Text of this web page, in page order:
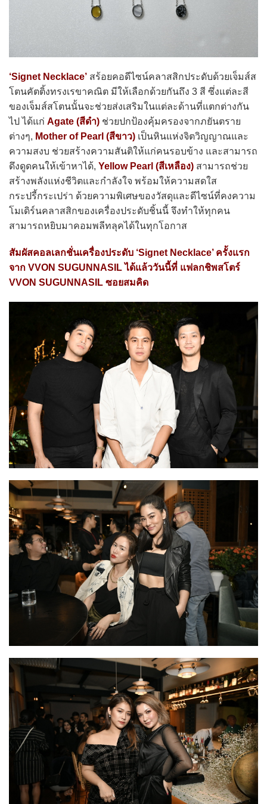
‘Signet Necklace’ สร้อยคอดีไซน์คลาสสิกประดับด้วยเจ็มส์ส
โตนคัตติ้งทรงเรขาคณิต มีให้เลือกด้วยกันถึง 3 สี ซึ่งแต่ละสี
ของเจ็มส์สโตนนั้นจะช่วยส่งเสริมในแต่ละด้านที่แตกต่างกัน
ไป ได้แก่ Agate (สีดำ) ช่วยปกป้องคุ้มครองจากภยันตราย
ต่างๆ, Mother of Pearl (สีขาว) เป็นหินแห่งจิตวิญญาณและ
ความสงบ ช่วยสร้างความสันติให้แก่คนรอบข้าง และสามารถ
ดึงดูดคนให้เข้าหาได้, Yellow Pearl (สีเหลือง) สามารถช่วย
สร้างพลังแห่งชีวิตและกำลังใจ พร้อมให้ความสดใส
กระปรี้กระเปร่า ด้วยความพิเศษของวัสดุและดีไซน์ที่คงความ
โมเดิร์นคลาสสิกของเครื่องประดับชิ้นนี้ จึงทำให้ทุกคน
สามารถหยิบมาคอมพลีทลุคได้ในทุกโอกาส
สัมผัสคอลเลกชั่นเครื่องประดับ ‘Signet Necklace’ ครั้งแรก
จาก VVON SUGUNNASIL ได้แล้ววันนี้ที่ แฟลกชิพสโตร์
VVON SUGUNNASIL ซอยสมคิด